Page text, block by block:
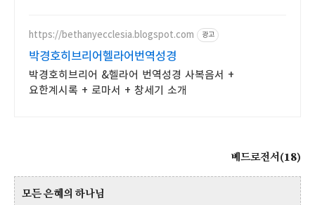
https://bethanyecclesia.blogspot.com 광고
박경호히브리어헬라어번역성경
박경호히브리어 &헬라어 번역성경 사복음서 +
요한계시록 + 로마서 + 창세기 소개
베드로전서(18)
모든 은혜의 하나님